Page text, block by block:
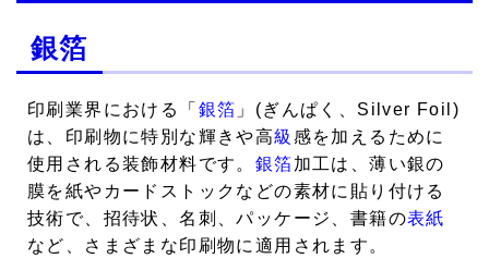
銀箔
印刷業界における「 銀箔 」(ぎんぱく、Silver Foil)
は、印刷物に特別な輝きや高級 感を加えるために
使用される装飾材料です。 銀箔加工は、薄い銀の
膜を紙やカードストックなどの素材に貼り付ける
技術で、招待状、名刺、パッケージ、書籍の表紙
など、さまざまな印刷物に適用されます。